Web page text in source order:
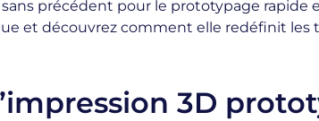
précédent pour le prototypage rapide
et découvrez comment elle redéfinit les
3D